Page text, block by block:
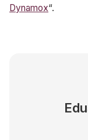
Dynamox“.